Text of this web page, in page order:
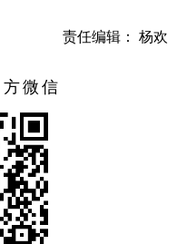
责任编辑： 杨欢
微信